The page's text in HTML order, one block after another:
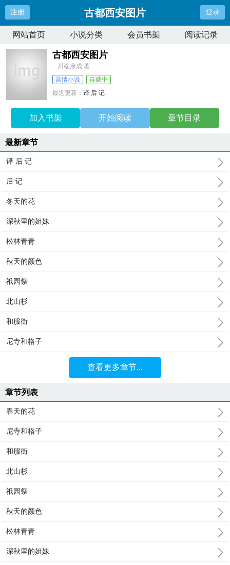
注册 古都西安图片 登录
网站首页 小说分类 会员书架 阅读记录
古都西安图片
川端康成 著
言情小说
连载中
最近更新：译 后 记
加入书架 开始阅读 章节目录
最新章节
译 后 记
后 记
冬天的花
深秋里的姐妹
松林青青
秋天的颜色
祇园祭
北山杉
和服街
尼寺和格子
查看更多章节...
章节列表
春天的花
尼寺和格子
和服街
北山杉
祇园祭
秋天的颜色
松林青青
深秋里的姐妹